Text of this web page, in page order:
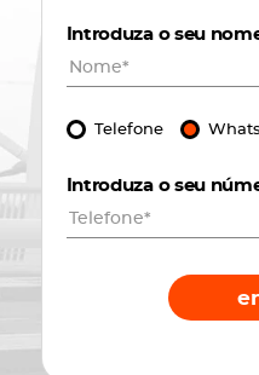
Introduza o seu
Telefone
Introduza o seu